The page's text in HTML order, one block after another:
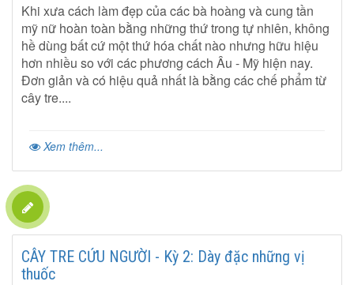
Khi xưa cách làm đẹp của các bà hoàng và cung tần
mỹ nữ hoàn toàn bằng những thứ trong tự nhiên, không
hề dùng bất cứ một thứ hóa chất nào nhưng hữu hiệu
hơn nhiều so với các phương cách Âu - Mỹ hiện nay.
Đơn giản và có hiệu quả nhất là bằng các chế phẩm từ
cây tre....
Xem thêm...
CÂY TRE CỨU NGƯỜI - Kỳ 2: Dày đặc những vị
thuốc